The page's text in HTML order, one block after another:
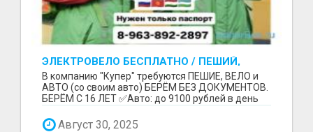
ЭЛЕКТРОВЕЛО БЕСПЛАТНО / ПЕШИЙ,
ВЕЛО, АВТО / БЕРЕМ БЕЗ ДОКУМЕНТОВ /
ЛЮБОЙ РАЙОН / С 16 ЛЕТ
В компанию "Купер" требуются ПЕШИЕ, ВЕЛО и
АВТО (со своим авто) БЕРЁМ БЕЗ ДОКУМЕНТОВ.
БЕРЁМ С 16 ЛЕТ ✅Авто: до 9100 рублей в день
Август 30, 2025